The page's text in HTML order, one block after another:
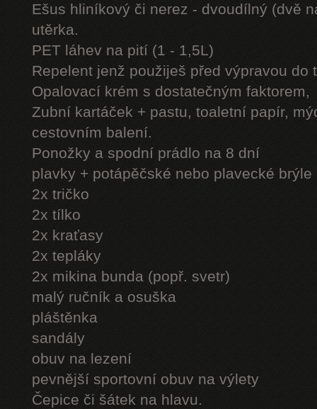
Ešus hliníkový či nerez - dvoudílný (dvě
utěrka.
PET láhev na pití (1 - 1,5L)
Repelent jenž použiješ před výpravou do
Opalovací krém s dostatečným faktorem,
Zubní kartáček + pastu, toaletní papír,
cestovním balení.
Ponožky a spodní prádlo na 8 dní
plavky + potápěčské nebo plavecké brýle
2x tričko
2x tílko
2x kraťasy
2x tepláky
2x mikina bunda (popř. svetr)
malý ručník a osuška
pláštěnka
sandály
obuv na lezení
pevnější sportovní obuv na výlety
Čepice či šátek na hlavu.